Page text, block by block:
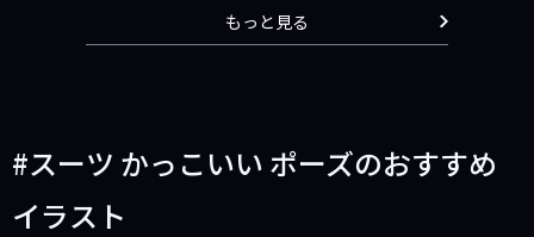
もっと見る
スーツ かっこいい ポーズのおすすめ
イラスト